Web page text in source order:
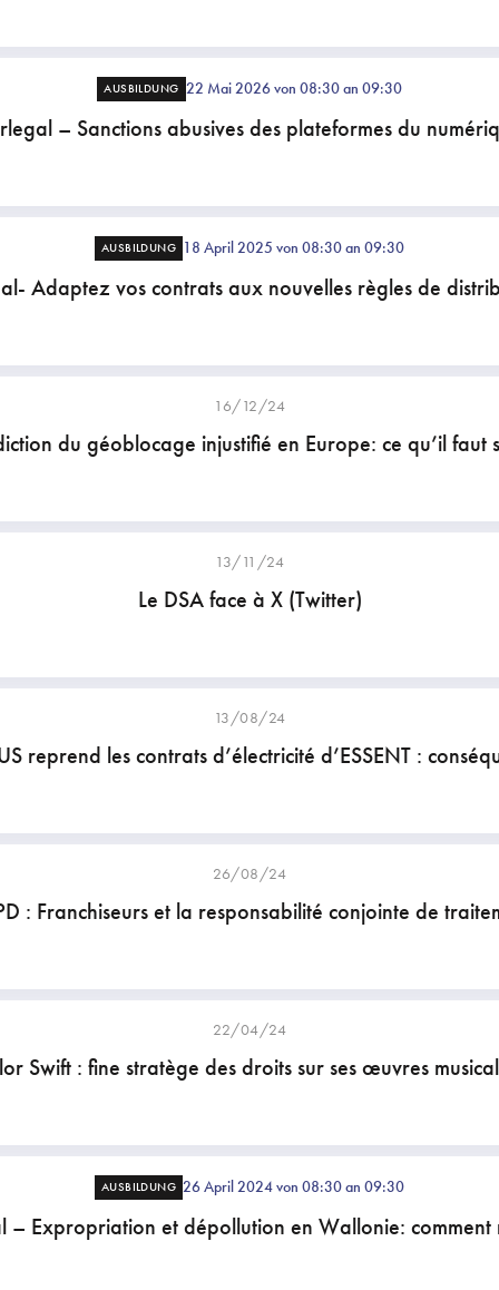
AUSBILDUNG 22 Mai 2026 von 08:30 an 09:30
– Sanctions abusives des plateformes du
AUSBILDUNG 18 April 2025 von 08:30 an 09:30
Adaptez vos contrats aux nouvelles règles de
16/12/24
du géoblocage injustifié en Europe: ce qu’il faut
13/11/24
Le DSA face à X (Twitter)
13/08/24
reprend les contrats d’électricité d’ESSENT :
26/08/24
: Franchiseurs et la responsabilité conjointe de
22/04/24
Swift : fine stratège des droits sur ses œuvres
AUSBILDUNG 26 April 2024 von 08:30 an 09:30
– Expropriation et dépollution en Wallonie: comment